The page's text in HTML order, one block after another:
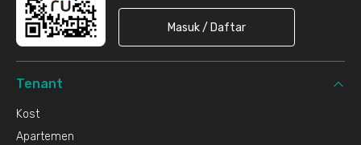
Masuk / Daftar
Tenant
Kost
Apartemen